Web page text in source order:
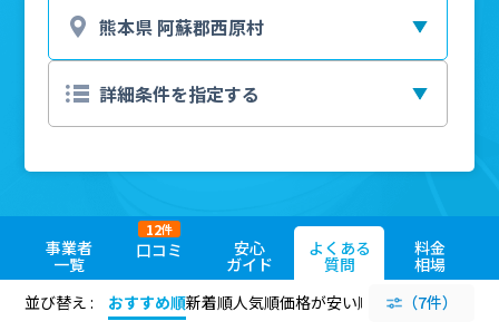
事業者
一覧
口コミ
12件
安心
ガイド
よくある
質問
料金
相場
並び替え :
おすすめ順新着順人気順価格が安い順 評価が高い順
（7件）